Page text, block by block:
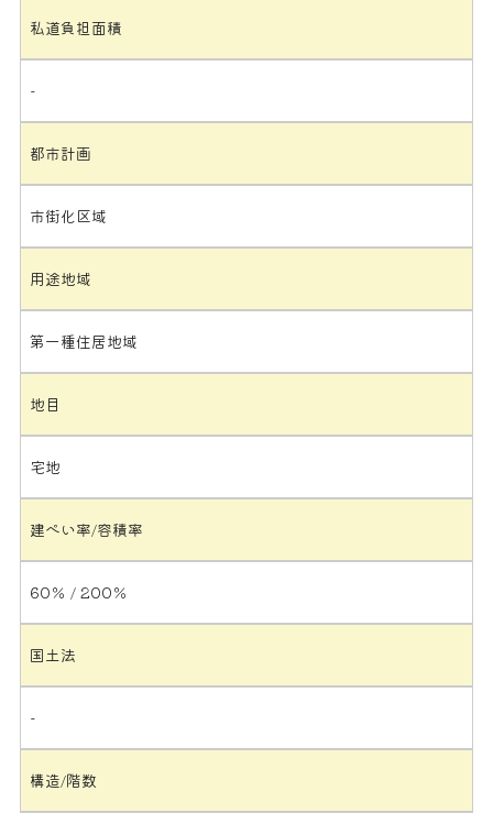
私道負担面積
-
都市計画
市街化区域
用途地域
第一種住居地域
地目
宅地
建ぺい率/容積率
60％ / 200％
国土法
-
構造/階数